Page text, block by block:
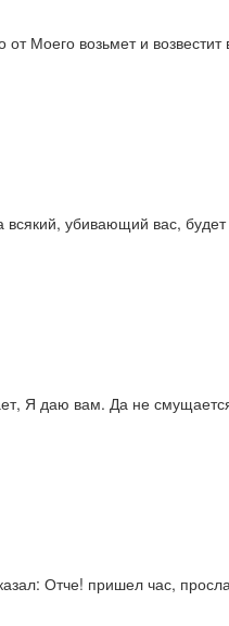
Моего возьмет и
убивающий вас,
Я даю вам. Да не
Отче! пришел час,